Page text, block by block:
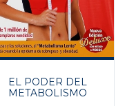
EL PODER DEL
METABOLISMO